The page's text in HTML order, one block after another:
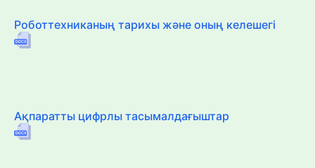
Роботтехниканың тарихы және оның келешегі
Ақпаратты цифрлы тасымалдағыштар